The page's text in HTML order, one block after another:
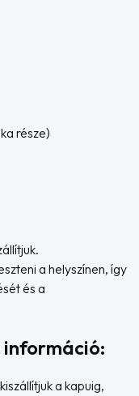
része)
a helyszínen, így
és a
információ:
a kapuig,